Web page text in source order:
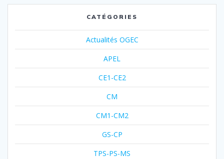
CATÉGORIES
Actualités OGEC
APEL
CE1-CE2
CM
CM1-CM2
GS-CP
TPS-PS-MS